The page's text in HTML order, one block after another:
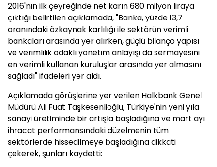
2016'nın ilk çeyreğinde net karın 680 milyon liraya
çıktığı belirtilen açıklamada, "Banka, yüzde 13,7
oranındaki özkaynak karlılığı ile sektörün verimli
bankaları arasında yer alırken, güçlü bilanço yapısı
ve verimlilik odaklı yönetim anlayışı da sermayesini
en verimli kullanan kuruluşlar arasında yer almasını
sağladı" ifadeleri yer aldı.
Açıklamada görüşlerine yer verilen Halkbank Genel
Müdürü Ali Fuat Taşkesenlioğlu, Türkiye'nin yeni yıla
sanayi üretiminde bir artışla başladığına ve mart ayı
ihracat performansındaki düzelmenin tüm
sektörlerde hissedilmeye başladığına dikkati
çekerek, şunları kaydetti: